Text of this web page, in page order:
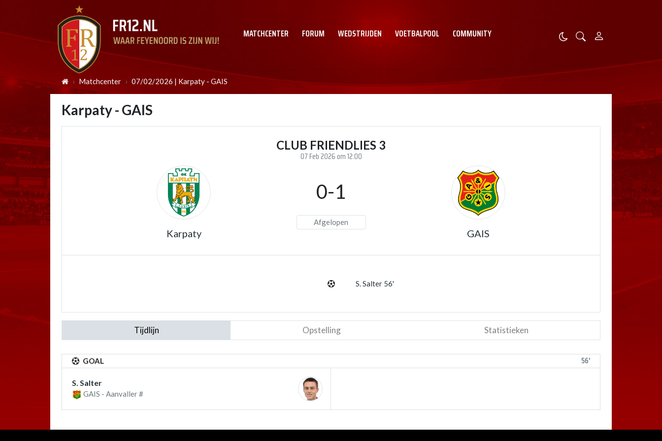
MATCHCENTER FORUM WEDSTRIJDEN VOETBALPOOL COMMUNITY
Matchcenter 07/02/2026 | Karpaty - GAIS
Karpaty - GAIS
CLUB FRIENDLIES 3
07 Feb 2026 om 12:00
Karpaty
0-1
Afgelopen
GAIS
S. Salter 56'
Tijdlijn Opstelling Statistieken
GOAL 56'
S. Salter
GAIS - Aanvaller #